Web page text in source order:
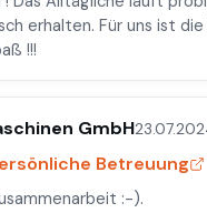
erhalten. Für uns ist
!!!
GmbH
Betreuung
:-).